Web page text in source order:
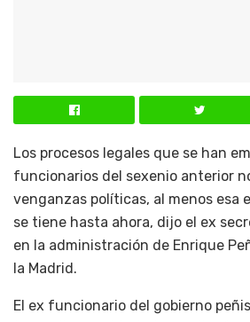
Los procesos legales que se han
funcionarios del sexenio anterior
venganzas políticas, al menos esa
se tiene hasta ahora, dijo el ex
en la administración de Enrique
la Madrid.
El ex funcionario del gobierno